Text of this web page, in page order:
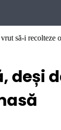
să-i recolteze